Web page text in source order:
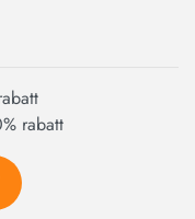
rabatt